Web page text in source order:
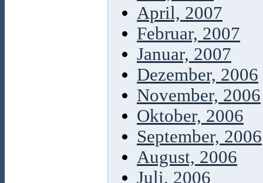
April, 2007
Februar, 2007
Januar, 2007
Dezember, 2006
November, 2006
Oktober, 2006
September, 2006
August, 2006
Juli, 2006